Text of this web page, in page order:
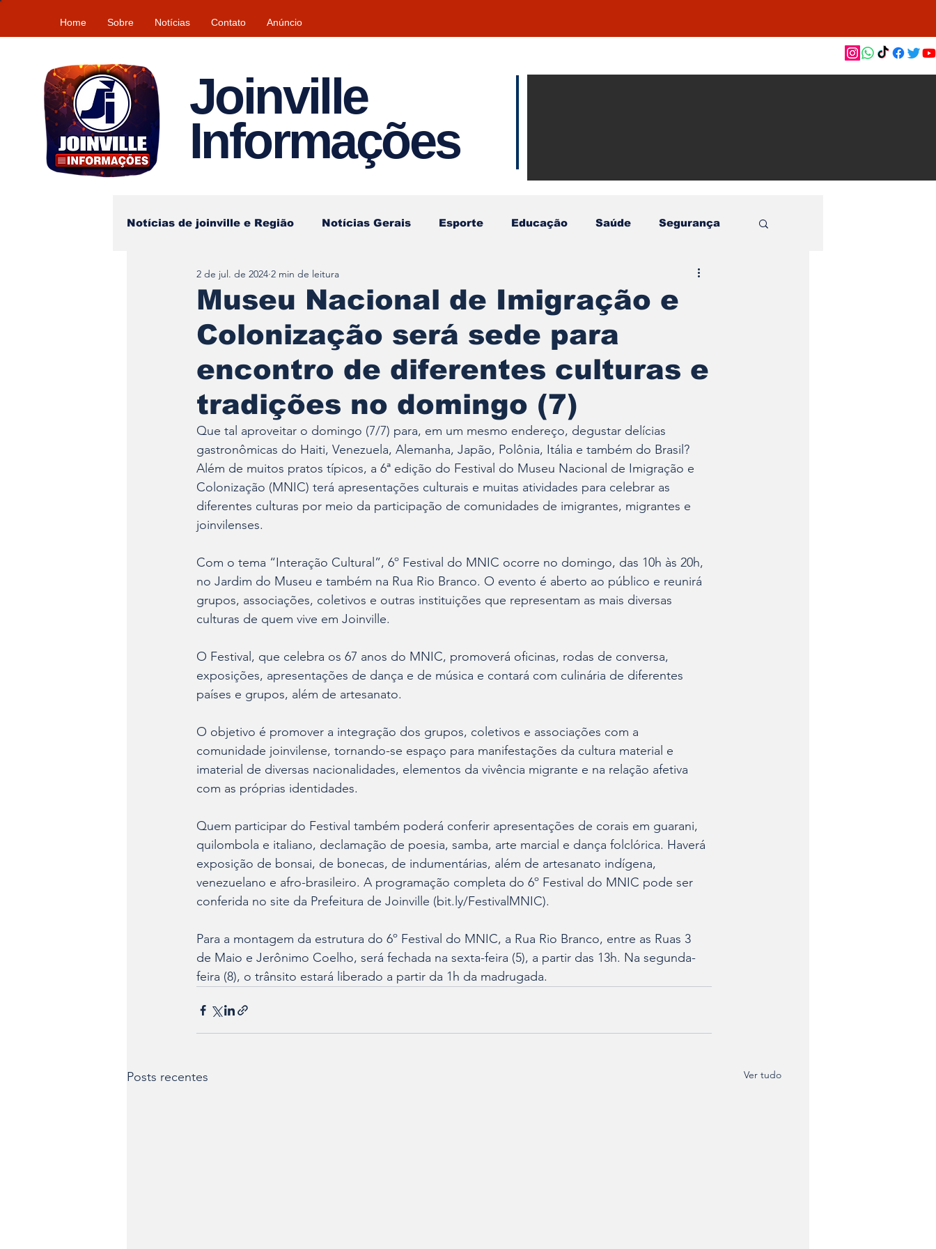
Home Sobre Notícias Contato Anúncio
Joinville
Informações
Notícias de joinville e Região Notícias Gerais Esporte Educação Saúde Segurança
Tempo\clima
Museu Nacional de Imigração e
Colonização será sede para
encontro de diferentes culturas e
tradições no domingo (7)
2 de jul. de 2024 2 min de leitura
Que tal aproveitar o domingo (7/7) para, em um mesmo endereço, degustar delícias
gastronômicas do Haiti, Venezuela, Alemanha, Japão, Polônia, Itália e também do Brasil?
Além de muitos pratos típicos, a 6ª edição do Festival do Museu Nacional de Imigração e
Colonização (MNIC) terá apresentações culturais e muitas atividades para celebrar as
diferentes culturas por meio da participação de comunidades de imigrantes, migrantes e
joinvilenses.
Com o tema “Interação Cultural”, 6º Festival do MNIC ocorre no domingo, das 10h às 20h,
no Jardim do Museu e também na Rua Rio Branco. O evento é aberto ao público e reunirá
grupos, associações, coletivos e outras instituições que representam as mais diversas
culturas de quem vive em Joinville.
O Festival, que celebra os 67 anos do MNIC, promoverá oficinas, rodas de conversa,
exposições, apresentações de dança e de música e contará com culinária de diferentes
países e grupos, além de artesanato.
O objetivo é promover a integração dos grupos, coletivos e associações com a
comunidade joinvilense, tornando-se espaço para manifestações da cultura material e
imaterial de diversas nacionalidades, elementos da vivência migrante e na relação afetiva
com as próprias identidades.
Quem participar do Festival também poderá conferir apresentações de corais em guarani,
quilombola e italiano, declamação de poesia, samba, arte marcial e dança folclórica. Haverá
exposição de bonsai, de bonecas, de indumentárias, além de artesanato indígena,
venezuelano e afro-brasileiro. A programação completa do 6º Festival do MNIC pode ser
conferida no site da Prefeitura de Joinville (bit.ly/FestivalMNIC).
Para a montagem da estrutura do 6º Festival do MNIC, a Rua Rio Branco, entre as Ruas 3
de Maio e Jerônimo Coelho, será fechada na sexta-feira (5), a partir das 13h. Na segunda-
feira (8), o trânsito estará liberado a partir da 1h da madrugada.
Posts recentes Ver tudo